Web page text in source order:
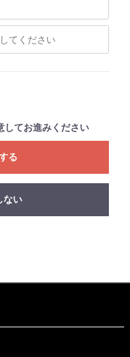
してお進みください
る
ない